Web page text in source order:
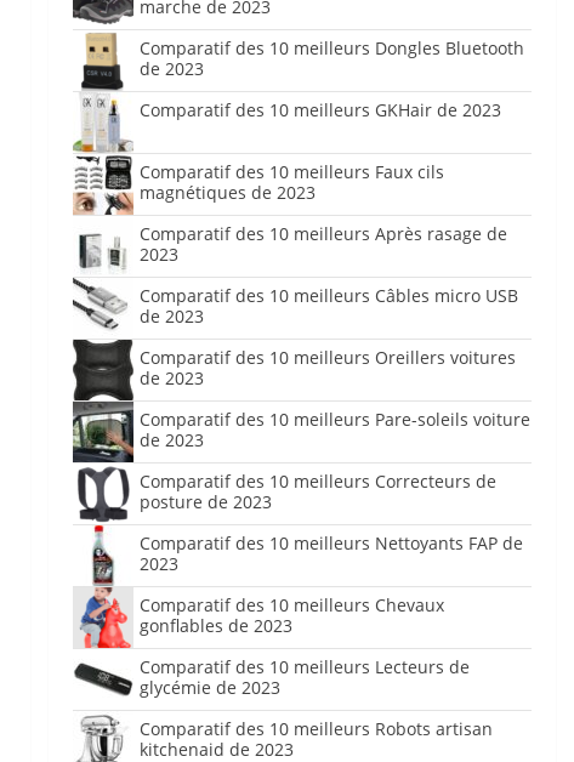
marche de 2023
Comparatif des 10 meilleurs Dongles Bluetooth
de 2023
Comparatif des 10 meilleurs GKHair de 2023
Comparatif des 10 meilleurs Faux cils
magnétiques de 2023
Comparatif des 10 meilleurs Après rasage de
2023
Comparatif des 10 meilleurs Câbles micro USB
de 2023
Comparatif des 10 meilleurs Oreillers voitures
de 2023
Comparatif des 10 meilleurs Pare-soleils voiture
de 2023
Comparatif des 10 meilleurs Correcteurs de
posture de 2023
Comparatif des 10 meilleurs Nettoyants FAP de
2023
Comparatif des 10 meilleurs Chevaux
gonflables de 2023
Comparatif des 10 meilleurs Lecteurs de
glycémie de 2023
Comparatif des 10 meilleurs Robots artisan
kitchenaid de 2023